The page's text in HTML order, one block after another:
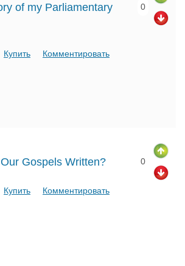
of my Parliamentary
0
Купить Комментировать
Gospels Written? 0
Купить Комментировать